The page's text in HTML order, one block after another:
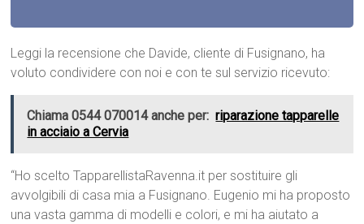
Leggi la recensione che Davide, cliente di Fusignano, ha
voluto condividere con noi e con te sul servizio ricevuto:
Chiama 0544 070014 anche per: riparazione tapparelle
in acciaio a Cervia
“Ho scelto TapparellistaRavenna.it per sostituire gli
avvolgibili di casa mia a Fusignano. Eugenio mi ha proposto
una vasta gamma di modelli e colori, e mi ha aiutato a